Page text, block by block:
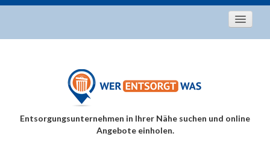
Entsorgungstipps
Über uns
Entsorgungsunternehmen in Ihrer Nähe suchen und online
Angebote einholen.